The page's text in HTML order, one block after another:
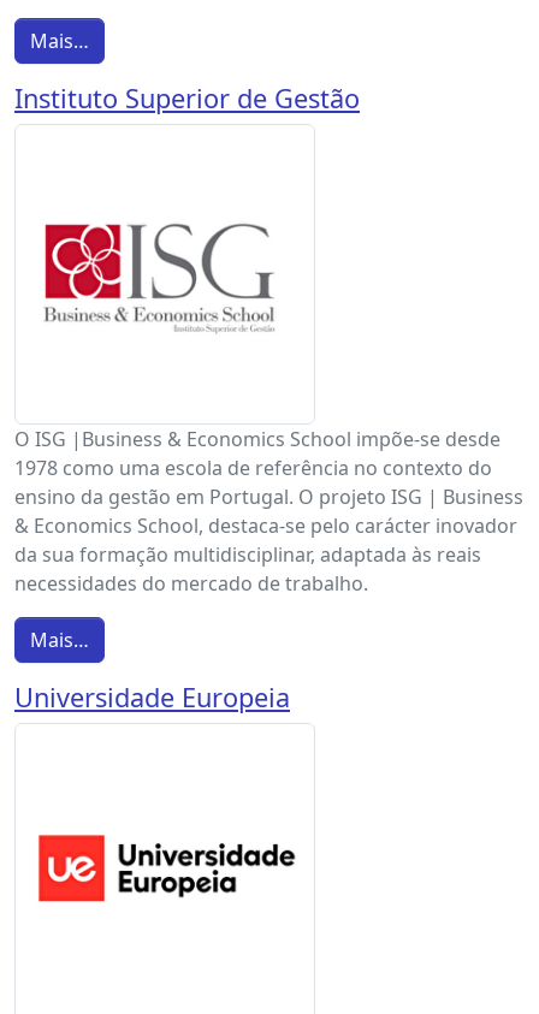
Mais…
Instituto Superior de Gestão
O ISG |Business & Economics School impõe-se desde
1978 como uma escola de referência no contexto do
ensino da gestão em Portugal. O projeto ISG | Business
& Economics School, destaca-se pelo carácter inovador
da sua formação multidisciplinar, adaptada às reais
necessidades do mercado de trabalho.
Mais…
Universidade Europeia